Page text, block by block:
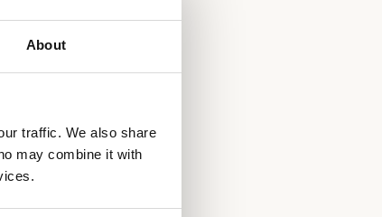
About
traffic. We also share
may combine it with